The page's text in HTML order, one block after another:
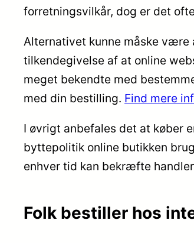
forretningsvilkår, dog er det
Alternativet kunne måske
tilkendegivelse af at online
meget bekendte med
med din bestilling. Find mere
I øvrigt anbefales det at køber
byttepolitik online butikken
enhver tid kan bekræfte
Folk bestiller hos